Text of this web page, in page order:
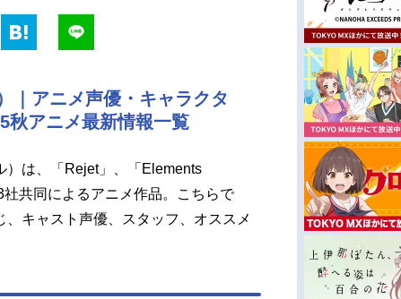
アニメ映画一覧
男性声優/女性声優一覧
今期アニメ曜日別一覧
夏アニメ
アニメ声優・キャラクタ
秋アニメ最新情報一覧
）は、「Rejet」、「Elements
共同によるアニメ作品。こちらで
、キャスト声優、スタッフ、オススメ